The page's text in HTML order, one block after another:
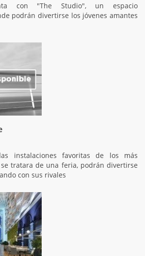
con "The Studio", un espacio
podrán divertirse los jóvenes amantes
instalaciones favoritas de los más
tratara de una feria, podrán divertirse
con sus rivales